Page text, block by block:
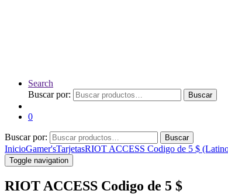
Search
Buscar por:
Buscar
0
Buscar por: Buscar
InicioGamer'sTarjetasRIOT ACCESS Codigo de 5 $
Toggle navigation
RIOT ACCESS Codigo de 5 $